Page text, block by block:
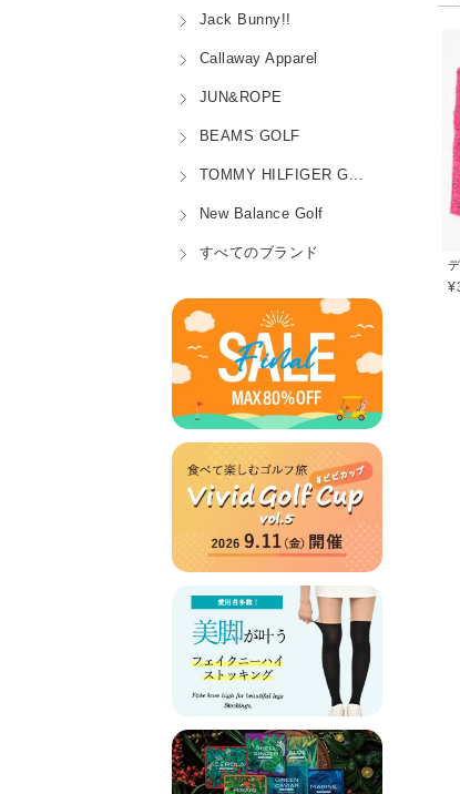
Jack Bunny!!
Callaway Apparel
JUN&ROPE
BEAMS GOLF
TOMMY HILFIGER G...
New Balance Golf
すべてのブランド